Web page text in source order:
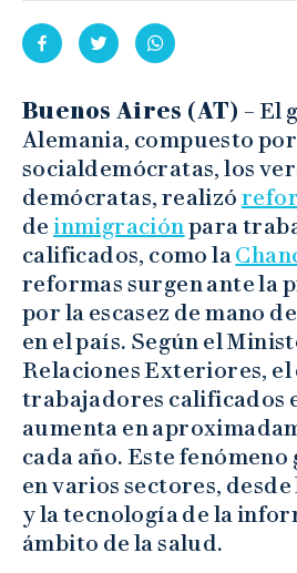
Buenos Aires (AT) – El
Alemania, compuesto
socialdemócratas, los
demócratas, realizó
deinmigraciónpara
calificados, como la
reformas surgen ante la
por la escasez de mano
en el país. Según el
Relaciones Exteriores,
trabajadores calificados
aumenta en
cada año. Este fenómeno
en varios sectores,
y la tecnología de la
ámbito de la salud.